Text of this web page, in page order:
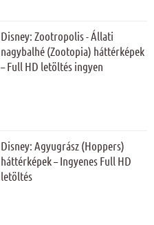
Disney: Zootropolis - Állati
nagybalhé (Zootopia) háttérképek
– Full HD letöltés ingyen
Disney: Agyugrász (Hoppers)
háttérképek – Ingyenes Full HD
letöltés